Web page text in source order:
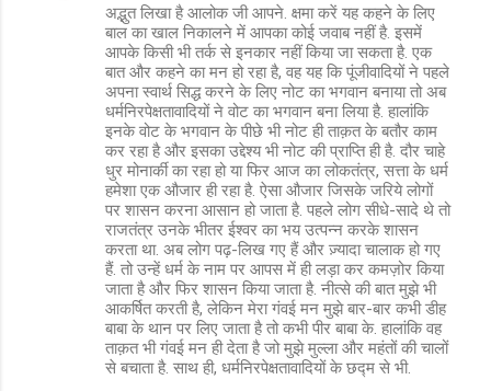
अद्भुत लिखा है आलोक जी आपने. क्षमा करें यह कहने के लिए
बाल का खाल निकालने में आपका कोई जवाब नहीं है. इसमें
आपके किसी भी तर्क से इनकार नहीं किया जा सकता है. एक
बात और कहने का मन हो रहा है, वह यह कि पूंजीवादियों ने पहले
अपना स्वार्थ सिद्ध करने के लिए नोट का भगवान बनाया तो अब
धर्मनिरपेक्षतावादियों ने वोट का भगवान बना लिया है. हालांकि
इनके वोट के भगवान के पीछे भी नोट ही ताक़त के बतौर काम
कर रहा है और इसका उद्देश्य भी नोट की प्राप्ति ही है. दौर चाहे
धुर मोनार्की का रहा हो या फिर आज का लोकतंत्र, सत्ता के धर्म
हमेशा एक औजार ही रहा है. ऐसा औजार जिसके जरिये लोगों
पर शासन करना आसान हो जाता है. पहले लोग सीधे-सादे थे तो
राजतंत्र उनके भीतर ईश्वर का भय उत्पन्न करके शासन
करता था. अब लोग पढ़-लिख गए हैं और ज़्यादा चालाक हो गए
हैं. तो उन्हें धर्म के नाम पर आपस में ही लड़ा कर कमज़ोर किया
जाता है और फिर शासन किया जाता है. नीत्से की बात मुझे भी
आकर्षित करती है, लेकिन मेरा गंवई मन मुझे बार-बार कभी डीह
बाबा के थान पर लिए जाता है तो कभी पीर बाबा के. हालांकि वह
ताक़त भी गंवई मन ही देता है जो मुझे मुल्ला और महंतों की चालों
से बचाता है. साथ ही, धर्मनिरपेक्षतावादियों के छद्म से भी.